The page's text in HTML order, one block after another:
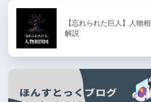
【忘れられた巨人】人物
解説